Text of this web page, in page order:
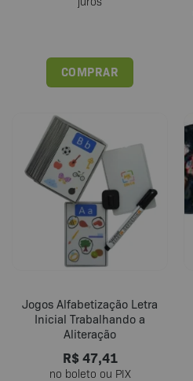
COMPRAR
Jogos Alfabetização Letra
Inicial Trabalhando a
Aliteração
R$47,41